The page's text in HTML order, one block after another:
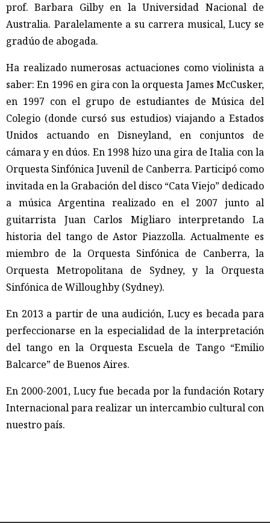
prof. Barbara Gilby en la Universidad Nacional de
Australia. Paralelamente a su carrera musical, Lucy se
gradúo de abogada.
Ha realizado numerosas actuaciones como violinista a
saber: En 1996 en gira con la orquesta James McCusker,
en 1997 con el grupo de estudiantes de Música del
Colegio (donde cursó sus estudios) viajando a Estados
Unidos actuando en Disneyland, en conjuntos de
cámara y en dúos. En 1998 hizo una gira de Italia con la
Orquesta Sinfónica Juvenil de Canberra. Participó como
invitada en la Grabación del disco “Cata Viejo” dedicado
a música Argentina realizado en el 2007 junto al
guitarrista Juan Carlos Migliaro interpretando La
historia del tango de Astor Piazzolla. Actualmente es
miembro de la Orquesta Sinfónica de Canberra, la
Orquesta Metropolitana de Sydney, y la Orquesta
Sinfónica de Willoughby (Sydney).
En 2013 a partir de una audición, Lucy es becada para
perfeccionarse en la especialidad de la interpretación
del tango en la Orquesta Escuela de Tango “Emilio
Balcarce” de Buenos Aires.
En 2000-2001, Lucy fue becada por la fundación Rotary
Internacional para realizar un intercambio cultural con
nuestro país.